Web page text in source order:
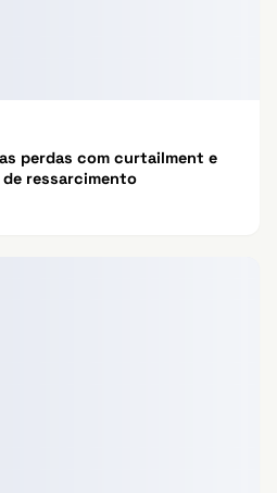
perdas com curtailment e
de ressarcimento